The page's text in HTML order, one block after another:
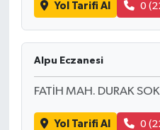
Yol Tarifi Al 0
Alpu Eczanesi
FATİH MAH. DURAK
Yol Tarifi Al 0